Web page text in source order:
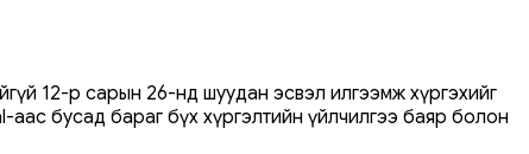
12-р сарын 26-нд шуудан эсвэл илгээмж хүргэхийг
бусад бараг бүх хүргэлтийн үйлчилгээ баяр болон